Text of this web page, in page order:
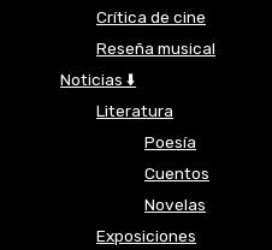
Crítica de cine
Reseña musical
Noticias ⬇️
Literatura
Poesía
Cuentos
Novelas
Exposiciones